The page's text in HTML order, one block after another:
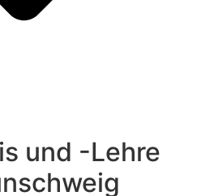
und -Lehre